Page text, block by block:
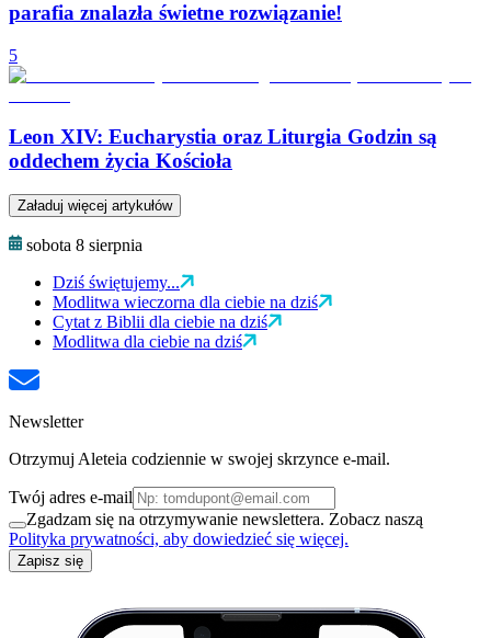
parafia znalazła świetne rozwiązanie!
5
Leon XIV: Eucharystia oraz Liturgia Godzin są
oddechem życia Kościoła
Załaduj więcej artykułów
sobota 8 sierpnia
Dziś świętujemy...
Modlitwa wieczorna dla ciebie na dziś
Cytat z Biblii dla ciebie na dziś
Modlitwa dla ciebie na dziś
Newsletter
Otrzymuj Aleteia codziennie w swojej skrzynce e-mail.
Twój adres e-mail
Zgadzam się na otrzymywanie newslettera. Zobacz naszą
Polityka prywatności, aby dowiedzieć się więcej.
Zapisz się